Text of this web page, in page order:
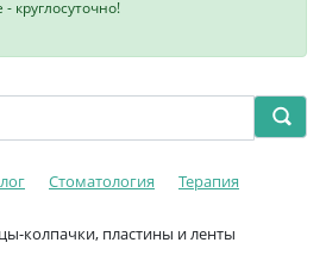
круглосуточно!
Стоматология
Терапия
колпачки, пластины и ленты